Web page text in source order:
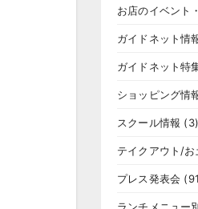
お店のイベント
ガイドネット情
ガイドネット特
ショッピング情
スクール情報 (3)
テイクアウト/お
プレス発表会